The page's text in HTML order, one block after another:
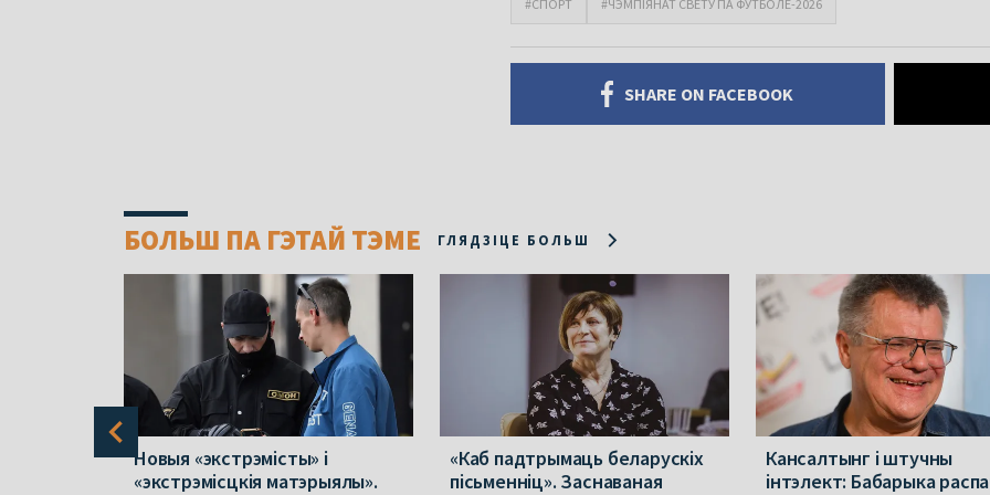
#СПОРТ #ЧЭМПІЯНАТ СВЕТУ ПА ФУТБОЛЕ-2026
SHARE ON FACEBOOK
БОЛЬШ ПА ГЭТАЙ ТЭМЕ ГЛЯДЗІЦЕ БОЛЬШ
Новыя «экстрэмісты» і
«экстрэмісцкія матэрыялы».
«Каб падтрымаць беларускіх
пісьменніц». Заснаваная
Кансалтынг і штучны
інтэлект: Бабарыка